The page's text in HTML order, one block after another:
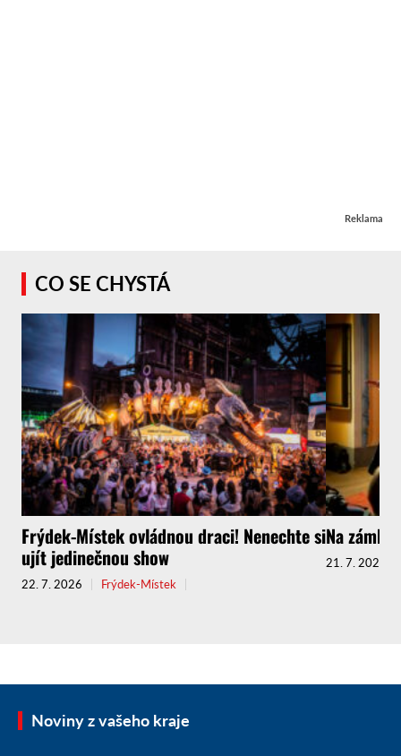
Reklama
CO SE CHYSTÁ
Frýdek-Místek ovládnou draci! Nenechte si
ujít jedinečnou show
22. 7. 2026 Frýdek-Místek
Na
21. 7. 2026
Noviny z vašeho kraje